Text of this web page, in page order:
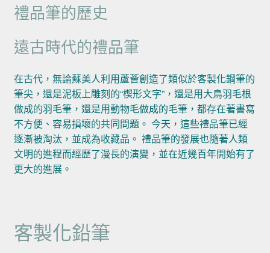
禮品筆的歷史
遠古時代的禮品筆
在古代，無論蘇美人利用蘆薈創造了類似於客製化鋼筆的
筆尖，還是泥板上雕刻的“楔形文字”，還是用大鳥羽毛根
做成的羽毛筆，還是用動物毛做成的毛筆，都存在著書寫
不方便、容易損壞的共同問題。 今天，這些禮品筆已經
逐漸被淘汰，並成為收藏品。 禮品筆的發展也隨著人類
文明的進程而經歷了漫長的演變，並在近幾百年開始有了
更大的進展。
客製化鉛筆